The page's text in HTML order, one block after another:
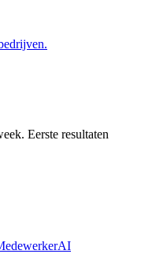
.
Eerste resultaten
AI